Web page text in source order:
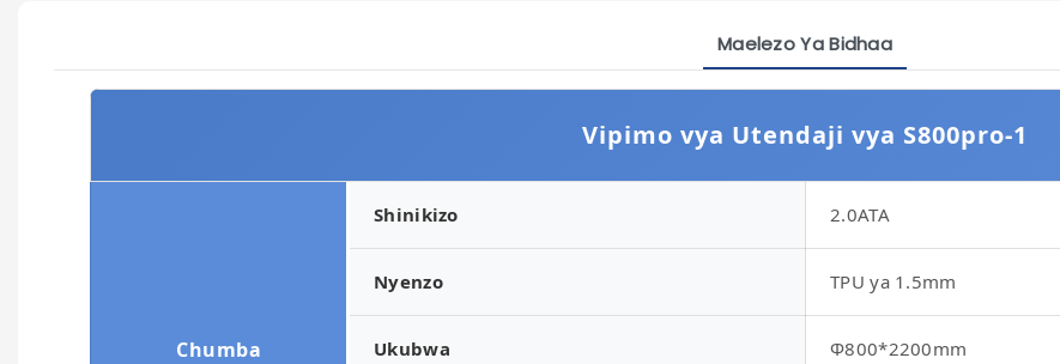
Maelezo Ya Bidhaa
Vipimo vya Utendaji vya S800pro-1
Chumba
Shinikizo 2.0ATA
Nyenzo TPU ya 1.5mm
Ukubwa Φ800*2200mm